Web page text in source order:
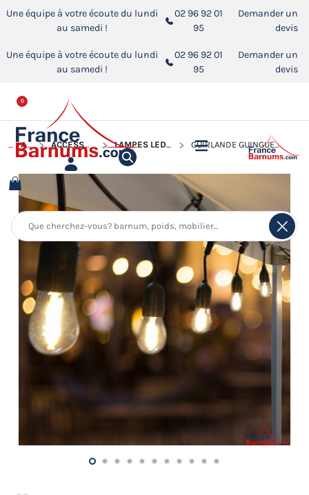
Une équipe à votre écoute du lundi
au samedi !
02 96 92 01
95
Demander un
devis
Une équipe à votre écoute du lundi
au samedi !
02 96 92 01
95
Demander un
devis
0
ACCUEIL ACCESSOIRES POUR BARNUMS PLIANTS LAMPES LED - ECLAIRAGES POUR BARNUM PLIANT GUIRLANDE GUINGUETTE UNIE BLANC CHAUD POUR BARNUM PLIANT OU TENTE DE RÉCEPTION